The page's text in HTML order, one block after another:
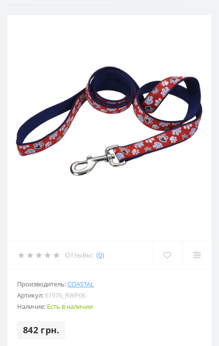
Отзывы: (0)
Производитель:COASTAL
Артикул: 61976_RWP06
Наличие: Есть в наличии
842 грн.